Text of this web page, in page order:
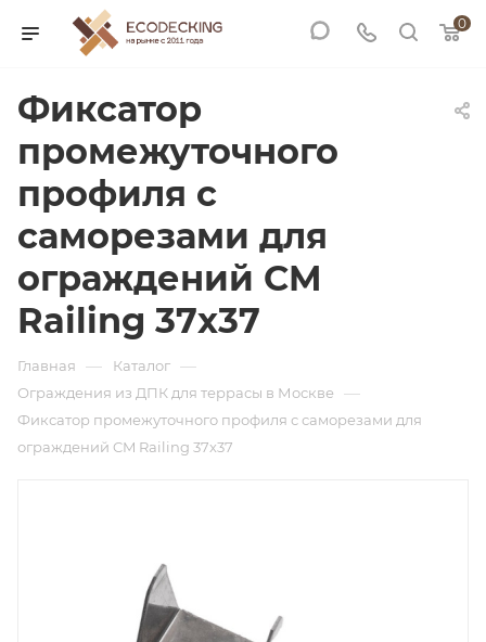
0
Фиксатор
промежуточного
профиля с
саморезами для
ограждений CM
Railing 37х37
Главная — Каталог —
Ограждения из ДПК для террасы в Москве —
Фиксатор промежуточного профиля с саморезами для
ограждений CM Railing 37х37